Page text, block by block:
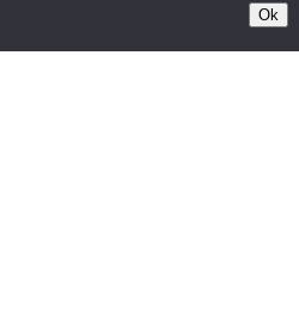
Ok